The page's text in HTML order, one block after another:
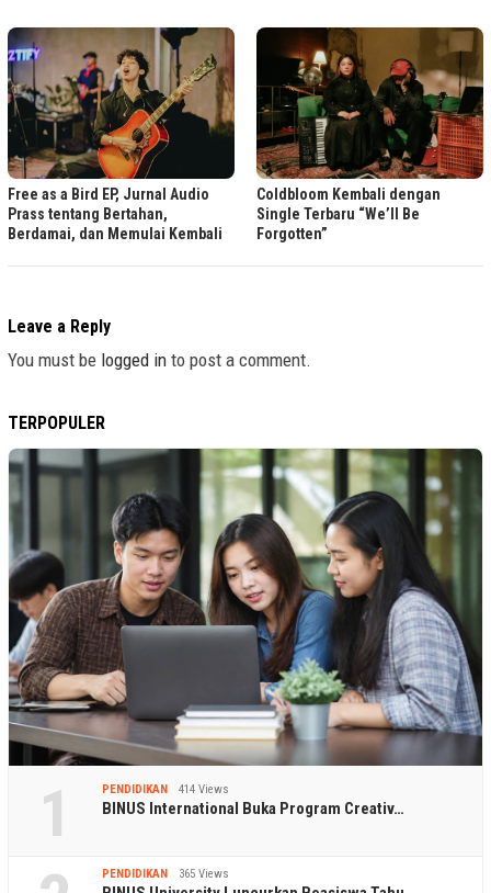
Free as a Bird EP, Jurnal Audio
Prass tentang Bertahan,
Berdamai, dan Memulai Kembali
Coldbloom Kembali dengan
Single Terbaru “We’ll Be
Forgotten”
Leave a Reply
You must be logged in to post a comment.
TERPOPULER
1 PENDIDIKAN 414 Views
BINUS International Buka Program Creativ…
PENDIDIKAN 365 Views